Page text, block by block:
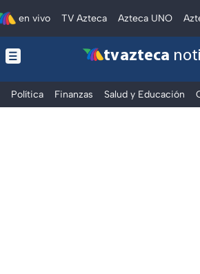
en vivo TV Azteca Azteca UNO
tv azteca
Política Finanzas Salud y Educación